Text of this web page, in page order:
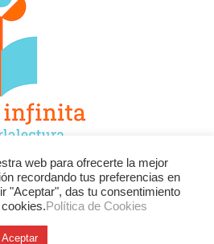
Instagram
Contacto
web para ofrecerte la mejor
recordando tus preferencias en
"Aceptar", das tu consentimiento
Política de Cookies
Aceptar